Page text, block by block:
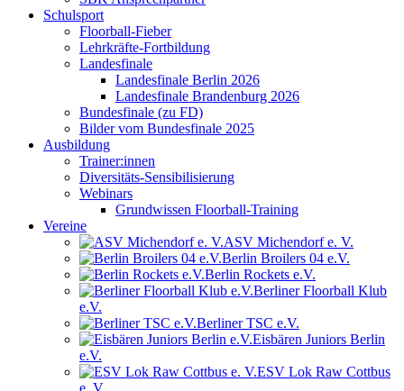
Schulsport
Floorball-Fieber
Lehrkräfte-Fortbildung
Landesfinale
Landesfinale Berlin 2026
Landesfinale Brandenburg 2026
Bundesfinale (zu FD)
Bilder vom Bundesfinale 2025
Ausbildung
Trainer:innen
Diversitäts-Sensibilisierung
Webinars
Grundwissen Floorball-Training
Vereine
ASV Michendorf e. V.
Berlin Broilers 04 e.V.
Berlin Rockets e.V.
Berliner Floorball Klub
e.V.
Berliner TSC e.V.
Eisbären Juniors Berlin
e.V.
ESV Lok Raw Cottbus
e. V.